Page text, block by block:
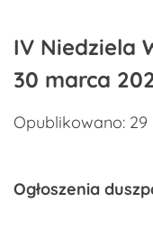
​IV Niedziela
30 marca
Opublikowano:
Ogłoszenia